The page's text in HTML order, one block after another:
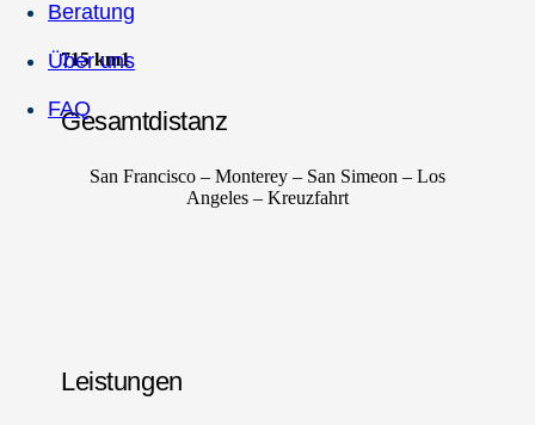
Beratung
Über uns
FAQ
715 km1
Gesamtdistanz
San Francisco – Monterey – San Simeon – Los
Angeles – Kreuzfahrt
Leistungen